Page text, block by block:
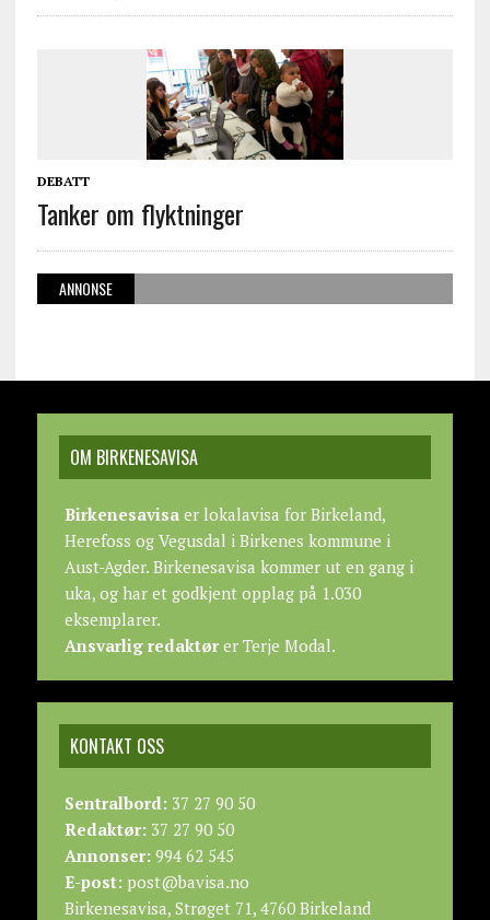
DEBATT
Tanker om flyktninger
ANNONSE
OM BIRKENESAVISA
Birkenesavisaer lokalavisa for Birkeland,
Herefoss og Vegusdal i Birkenes kommune i
Aust-Agder. Birkenesavisa kommer ut en gang i
uka, og har et godkjent opplag på 1.030
eksemplarer.
Ansvarlig redaktører Terje Modal.
KONTAKT OSS
Sentralbord:37 27 90 50
Redaktør:37 27 90 50
Annonser:994 62 545
E-post:post@bavisa.no
Birkenesavisa, Strøget 71, 4760 Birkeland